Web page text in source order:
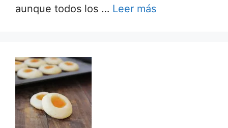
aunque todos los … Leer más